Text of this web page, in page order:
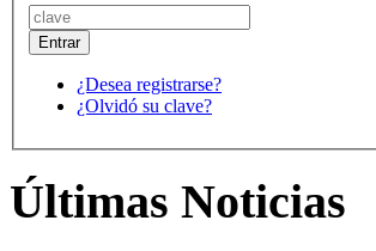
¿Desea registrarse?
¿Olvidó su clave?
Últimas Noticias